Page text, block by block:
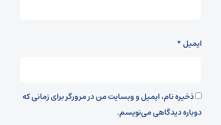
ایمیل*
ذخیره نام، ایمیل و وبسایت من در مرورگر برای زمانی که
دوباره دیدگاهی می‌نویسم.